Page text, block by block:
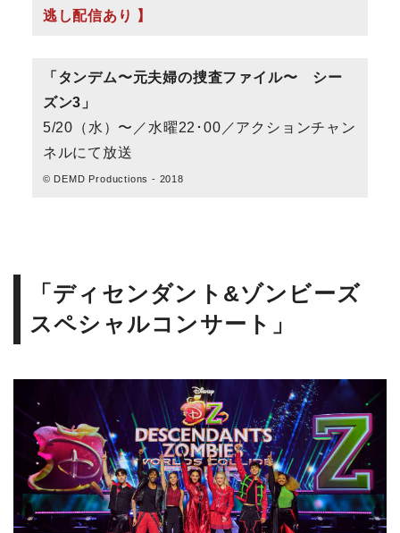
逃し配信あり 】
「タンデム〜元夫婦の捜査ファイル〜 シー
ズン3」
5/20（水）〜／水曜22･00／アクションチャン
ネルにて放送
© DEMD Productions - 2018
「ディセンダント&ゾンビーズ
スペシャルコンサート」